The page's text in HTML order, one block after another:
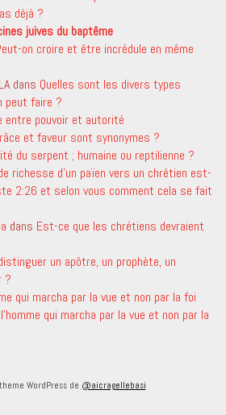
déjà ?
juives du baptême
on croire et être incrédule en même
dans Quelles sont les divers types
peut faire ?
entre pouvoir et autorité
et faveur sont synonymes ?
du serpent ; humaine ou reptilienne ?
richesse d’un païen vers un chrétien est-
2:26 et selon vous comment cela se fait
dans Est-ce que les chrétiens devraient
un apôtre, un prophète, un
?
qui marcha par la vue et non par la foi
qui marcha par la vue et non par la
theme WordPress de @aicragellebasi